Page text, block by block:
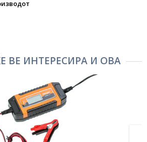
ВЕ ИНТЕРЕСИРА И ОВА